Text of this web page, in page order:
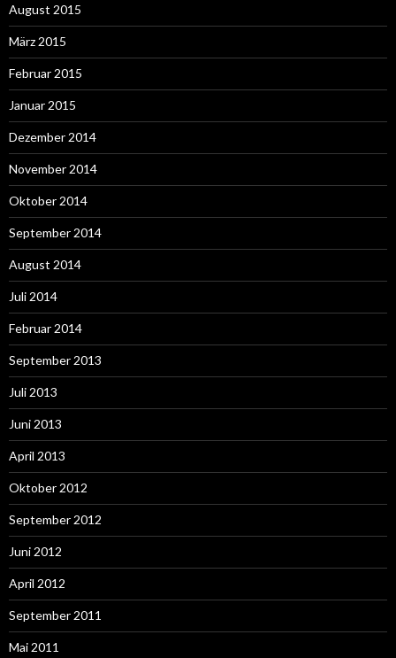
August 2015
März 2015
Februar 2015
Januar 2015
Dezember 2014
November 2014
Oktober 2014
September 2014
August 2014
Juli 2014
Februar 2014
September 2013
Juli 2013
Juni 2013
April 2013
Oktober 2012
September 2012
Juni 2012
April 2012
September 2011
Mai 2011